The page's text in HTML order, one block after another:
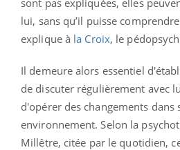
lui, sans qu’il puisse
explique à la Croix, le
Il demeure alors essentiel
de discuter régulièrement avec
d'opérer des changements dans
environnement. Selon la
Millêtre, citée par le quotidien, c